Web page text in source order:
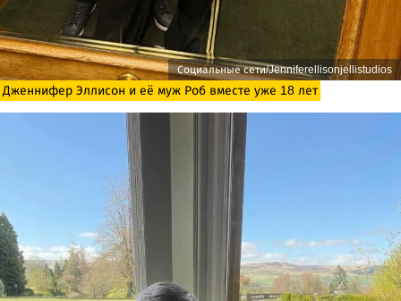
Социальные сети/Jenniferellisonjellistudios
Дженнифер Эллисон и её муж Роб вместе уже 18 лет